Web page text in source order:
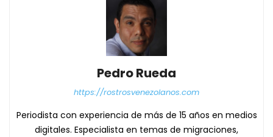
Pedro Rueda
https://rostrosvenezolanos.com
Periodista con experiencia de más de 15 años en medios
digitales. Especialista en temas de migraciones,